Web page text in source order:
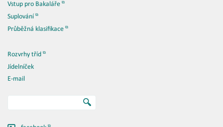
Vstup pro Bakaláře
Suplování
Průběžná klasifikace
Rozvrhy tříd
Jídelníček
E-mail